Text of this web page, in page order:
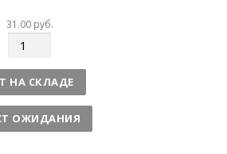
31.00 руб.
л
и
ч
е
НА СКЛАДЕ
ОЖИДАНИЯ